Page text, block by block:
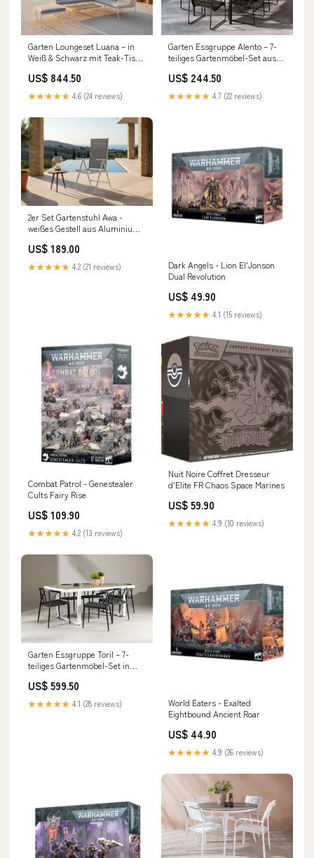
Garten Loungeset Luana – in
Weiß & Schwarz mit Teak-Tisch
US$ 844.50
★★★★★ 4.6 (24 reviews)
Garten Essgruppe Alento – 7-
teiliges Gartenmöbel-Set aus
Stil:Schwarz
US$ 244.50
★★★★★ 4.7 (22 reviews)
2er Set Gartenstuhl Awa -
weißes Gestell aus Aluminium,
verstellbare Rückenlehne
Style:Gray
US$ 189.00
★★★★★ 4.2 (21 reviews)
Dark Angels - Lion El'Jonson
Dual Revolution
US$ 49.90
★★★★★ 4.1 (15 reviews)
Combat Patrol - Genestealer
Cults Fairy Rise
US$ 109.90
★★★★★ 4.2 (13 reviews)
Nuit Noire Coffret Dresseur
d'Elite FR Chaos Space Marines
US$ 59.90
★★★★★ 4.9 (10 reviews)
Garten Essgruppe Toril – 7-
teiliges Gartenmöbel-Set in
US$ 599.50
★★★★★ 4.1 (28 reviews)
World Eaters - Exalted
Eightbound Ancient Roar
US$ 44.90
★★★★★ 4.9 (26 reviews)